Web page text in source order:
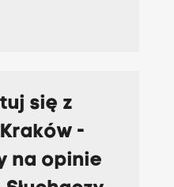
się z
-
na opinie